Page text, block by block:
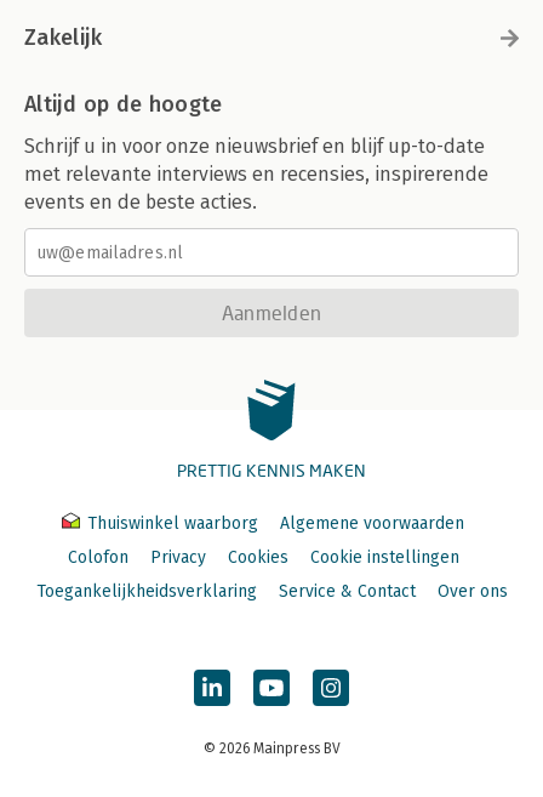
Zakelijk
Altijd op de hoogte
Schrijf u in voor onze nieuwsbrief en blijf up-to-date
met relevante interviews en recensies, inspirerende
events en de beste acties.
Aanmelden
PRETTIG KENNIS MAKEN
Thuiswinkel waarborg
Algemene voorwaarden
Colofon
Privacy Cookies
Cookie instellingen
Toegankelijkheidsverklaring
Service & Contact Over ons
© 2026 Mainpress BV